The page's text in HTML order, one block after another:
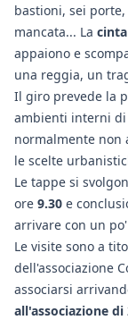
bastioni, sei
mancata... La
appaiono e
una reggia, un
Il giro prevede la
ambienti interni
normalmente non
le scelte
Le tappe si
ore 9.30 e
arrivare con un
Le visite sono a
dell'associazione
associarsi
all'associazione di